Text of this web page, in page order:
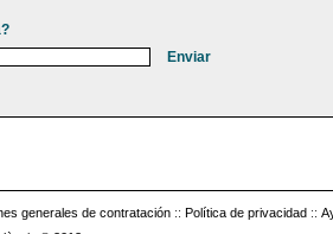
generales de contratación :: Política de privacidad ::